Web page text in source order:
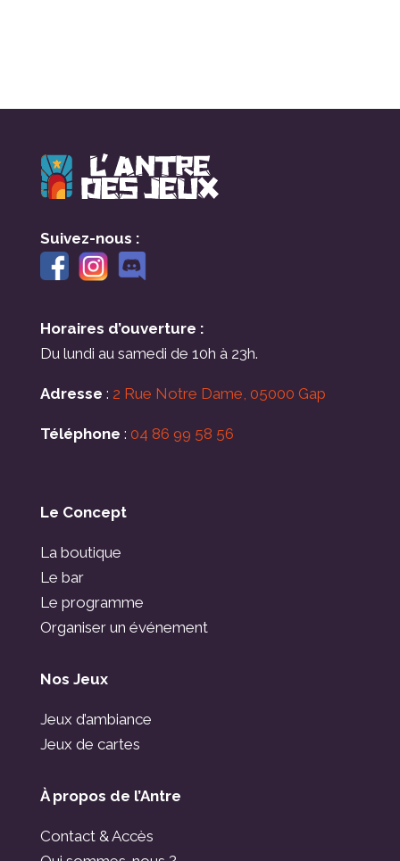
Suivez-nous :
Horaires d’ouverture :
Du lundi au samedi de 10h à 23h.
Adresse : 2 Rue Notre Dame, 05000 Gap
Téléphone : 04 86 99 58 56
Le Concept
La boutique
Le bar
Le programme
Organiser un événement
Nos Jeux
Jeux d’ambiance
Jeux de cartes
À propos de l’Antre
Contact & Accès